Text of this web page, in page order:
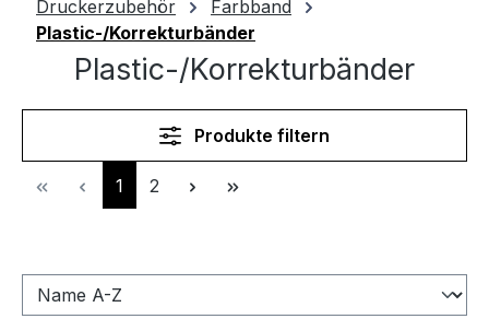
Druckerzubehör
Farbband
Plastic-/Korrekturbänder
Plastic-/Korrekturbänder
Produkte filtern
Seite
1 Seite
2